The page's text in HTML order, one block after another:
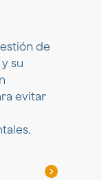
de
su
evitar